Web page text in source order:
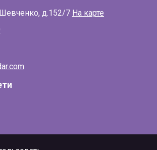
Шевченко, д.152/7 На карте